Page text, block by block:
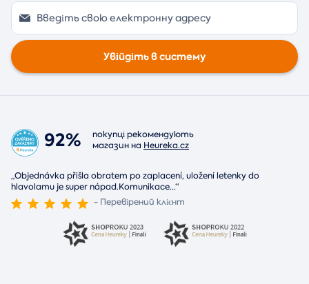
Увійдіть в систему
92%
покупці рекомендують
магазин на Heureka.cz
„Objednávka přišla obratem po zaplacení, uložení letenky do
hlavolamu je super nápad.Komunikace...“
- Перевірений клієнт